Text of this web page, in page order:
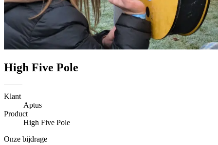
High Five Pole
Klant
Aptus
Product
High Five Pole
Onze bijdrage